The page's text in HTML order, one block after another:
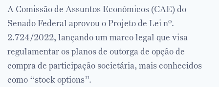
A Comissão de Assuntos Econômicos (CAE) do
Senado Federal aprovou o Projeto de Lei nº.
2.724/2022, lançando um marco legal que visa
regulamentar os planos de outorga de opção de
compra de participação societária, mais conhecidos
como “stock options”.